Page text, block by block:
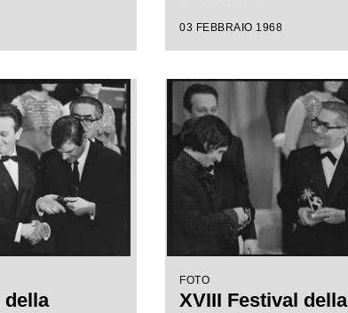
03 FEBBRAIO 1968
della
FOTO
XVIII Festival della